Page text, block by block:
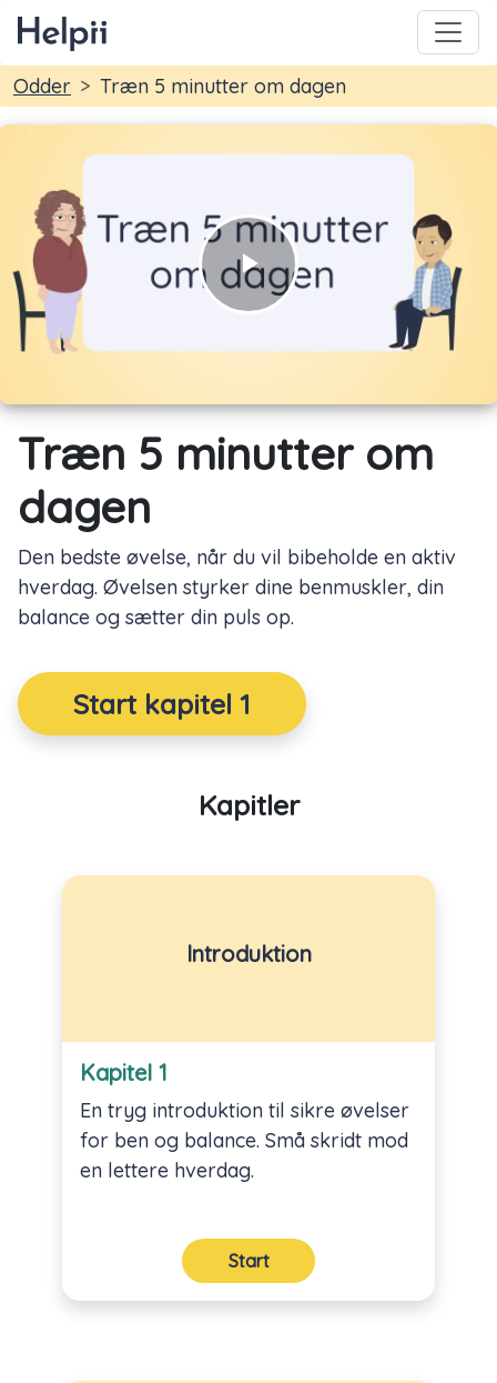
You are here:
Odder Træn 5 minutter om dagen
Træn 5 minutter om
dagen
Den bedste øvelse, når du vil bibeholde en aktiv
hverdag. Øvelsen styrker dine benmuskler, din
balance og sætter din puls op.
Start kapitel 1
Kapitler
Introduktion
Kapitel 1
En tryg introduktion til sikre øvelser
for ben og balance. Små skridt mod
en lettere hverdag.
Start